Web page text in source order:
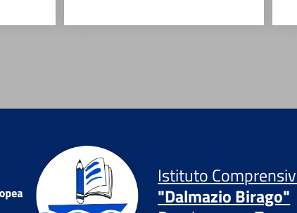
Istituto
"Dalmazio Birago"